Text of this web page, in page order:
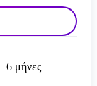
6 μήνες